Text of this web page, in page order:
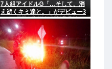
7人組アイドルG「…そして、消
え逝くキミ達と。」がデビュー3
か月で解散 事務所が事業継続困
難なため